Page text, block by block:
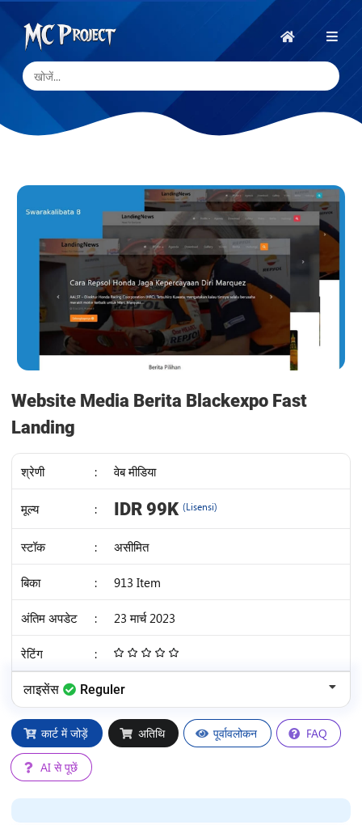
होम
Website Media Berita Blackexpo Fast
Landing
श्रेणी : वेब मीडिया
मूल्य : IDR 99K (Lisensi)
स्टॉक : असीमित
बिका : 913 Item
अंतिम अपडेट : 23 मार्च 2023
रेटिंग :
/
लाइसेंस Reguler
कार्ट में जोड़ें अतिथि पूर्वावलोकन FAQ
AI से पूछें
Project
Official
Store
डिजिटल
स्टोर